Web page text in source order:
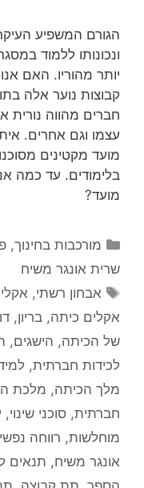
הגורם המשפיע
ונכונותו ללמוד
יותר מהוריו. האם
קבוצות נוער אלה
חברים מהווה נורית
עצמו וגם אחרים.
מועד מקטינים
בלימודים. עד כמה
מועד?
קטגוריות
מורכבות בחינוך,
שרית אונגר משיח
תגיות
אבחון רשתי,
אקלים כיתה, בריון,
של הכיתה, הישגים,
לכידות חברתית,
מלך הכיתה, מלכת
חברתית, סוכני שינוי,
מוחלשות, רווחה
אונגר משיח, תנאים